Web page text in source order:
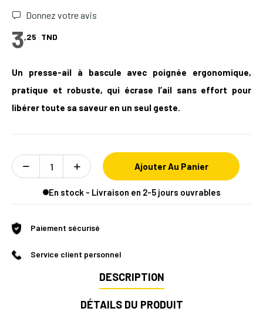
Donnez votre avis
3,25 TND
Un presse-ail à bascule avec poignée ergonomique,
pratique et robuste, qui écrase l’ail sans effort pour
libérer toute sa saveur en un seul geste.
Ajouter Au Panier
En stock - Livraison en 2-5 jours ouvrables
Paiement sécurisé
Service client personnel
DESCRIPTION
DÉTAILS DU PRODUIT